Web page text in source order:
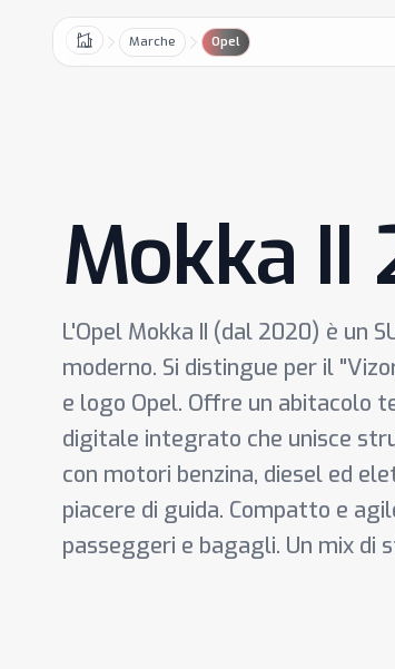
Home Marche Opel
Mokka II
L'Opel Mokka II (dal 2020) è un
moderno. Si distingue per il
e logo Opel. Offre un abitacolo
digitale integrato che unisce
con motori benzina, diesel ed
piacere di guida. Compatto e
passeggeri e bagagli. Un mix di